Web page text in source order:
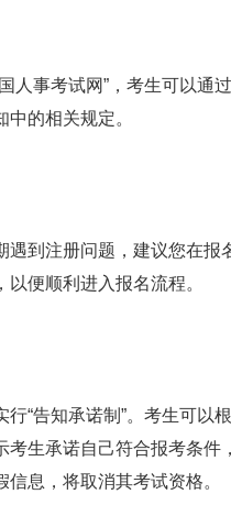
事考试网”，考生可以通
的相关规定。
到注册问题，建议您在报
便顺利进入报名流程。
告知承诺制”。考生可以
考生承诺自己符合报考条
息，将取消其考试资格。